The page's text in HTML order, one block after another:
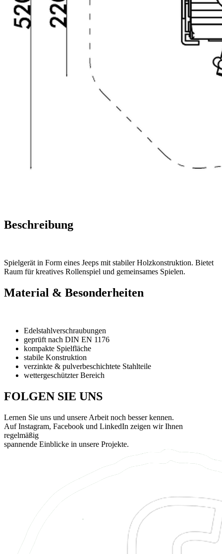
Beschreibung
Spielgerät in Form eines Jeeps mit stabiler Holzkonstruktion. Bietet
Raum für kreatives Rollenspiel und gemeinsames Spielen.
Material & Besonderheiten
Edelstahlverschraubungen
geprüft nach DIN EN 1176
kompakte Spielfläche
stabile Konstruktion
verzinkte & pulverbeschichtete Stahlteile
wettergeschützter Bereich
FOLGEN SIE UNS
Lernen Sie uns und unsere Arbeit noch besser kennen.
Auf Instagram, Facebook und LinkedIn zeigen wir Ihnen
regelmäßig
spannende Einblicke in unsere Projekte.